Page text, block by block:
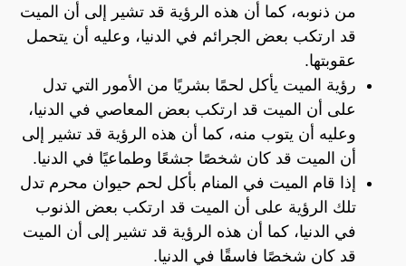
من ذنوبه، كما أن هذه الرؤية قد تشير إلى أن الميت
قد ارتكب بعض الجرائم في الدنيا، وعليه أن يتحمل
عقوبتها.
رؤية الميت يأكل لحمًا بشريًا من الأمور التي تدل
على أن الميت قد ارتكب بعض المعاصي في الدنيا،
وعليه أن يتوب منه، كما أن هذه الرؤية قد تشير إلى
أن الميت قد كان شخصًا جشعًا وطماعيًا في الدنيا.
إذا قام الميت في المنام بأكل لحم حيوان محرم تدل
تلك الرؤية على أن الميت قد ارتكب بعض الذنوب
في الدنيا، كما أن هذه الرؤية قد تشير إلى أن الميت
قد كان شخصًا فاسقًا في الدنيا.